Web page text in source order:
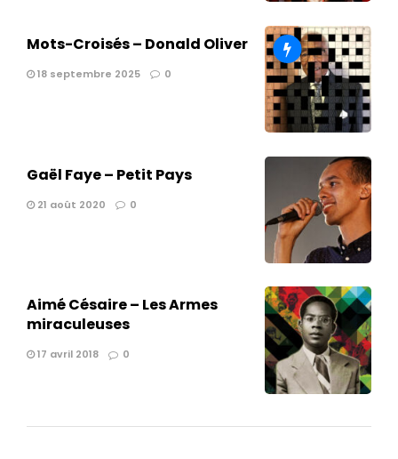
Mots-Croisés – Donald Oliver
18 septembre 2025 0
Gaël Faye – Petit Pays
21 août 2020 0
Aimé Césaire – Les Armes
miraculeuses
17 avril 2018 0